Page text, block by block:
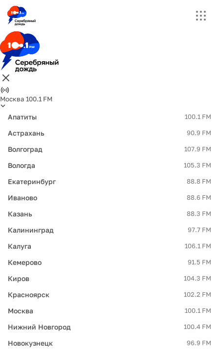
Москва 100.1 FM
Апатиты 100.1 FM
Астрахань 90.9 FM
Волгоград 107.9 FM
Вологда 105.3 FM
Екатеринбург 88.8 FM
Иваново 88.6 FM
Казань 88.3 FM
Калининград 97.7 FM
Калуга 106.1 FM
Кемерово 91.5 FM
Киров 104.3 FM
Красноярск 102.2 FM
Москва 100.1 FM
Нижний Новгород 100.4 FM
Новокузнецк 96.9 FM